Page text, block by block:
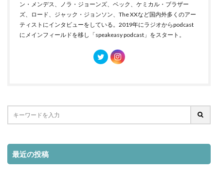
ン・メンデス、ノラ・ジョーンズ、ベック、ケミカル・ブラザー
ズ、ロード、ジャック・ジョンソン、The XXなど国内外多くのアー
ティストにインタビューをしている。2019年にラジオからpodcast
にメインフィールドを移し「speakeasy podcast」をスタート。
最近の投稿